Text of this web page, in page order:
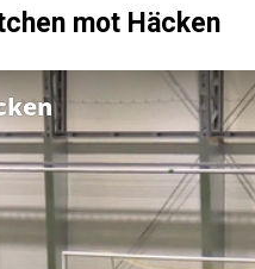
mot Häcken